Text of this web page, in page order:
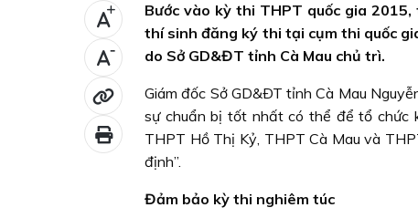
+
-
Bước vào kỳ thi THPT quốc gia
thí sinh đăng ký thi tại cụm thi quốc
do Sở GD&ĐT tỉnh Cà Mau chủ trì.
Giám đốc Sở GD&ÐT tỉnh Cà Mau
sự chuẩn bị tốt nhất có thể để tổ chức
THPT Hồ Thị Kỷ, THPT Cà Mau và
định”.
Đảm bảo kỳ thi nghiêm túc